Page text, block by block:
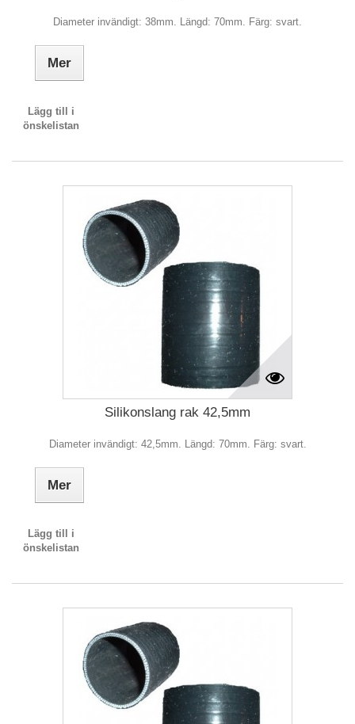
Diameter invändigt: 38mm. Längd: 70mm. Färg: svart.
Mer
Lägg till i
önskelistan
Silikonslang rak 42,5mm
Diameter invändigt: 42,5mm. Längd: 70mm. Färg: svart.
Mer
Lägg till i
önskelistan